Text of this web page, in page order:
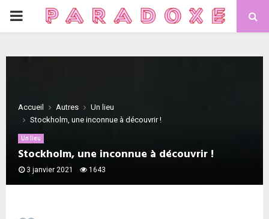
PRIMARY
Accueil Autres
Un lieu
Stockholm, une inconnue à découvrir !
Un lieu
Stockholm, une inconnue à découvrir !
3 janvier 2021 1643